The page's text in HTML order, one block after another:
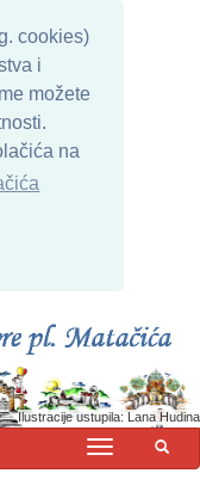
cookies)
i
možete
na
Ilustracije ustupila: Lana Hudina
MENU